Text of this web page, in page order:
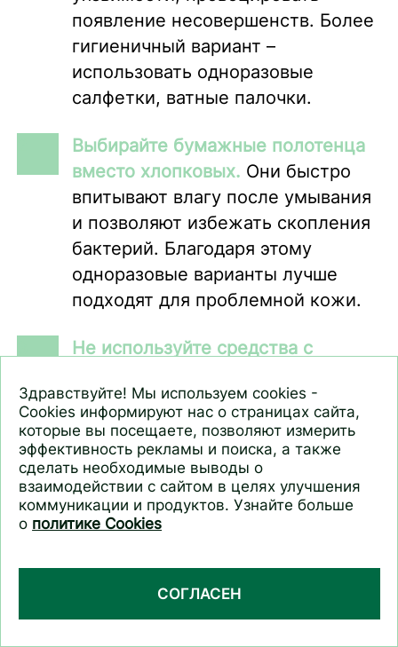
появление несовершенств. Более
гигиеничный вариант –
использовать одноразовые
салфетки, ватные палочки.
Выбирайте бумажные полотенца
вместо хлопковых. Они быстро
впитывают влагу после умывания
и позволяют избежать скопления
бактерий. Благодаря этому
одноразовые варианты лучше
подходят для проблемной кожи.
Не используйте средства с
Большое количество масел и
восков в составе ухаживающего
крема может усилить проявления
жирности, привести к быстрому
загрязнению пор и появлению
различных несовершенств. Более
невесомой формулой и
Здравствуйте! Мы используем cookies -
Cookies информируют нас о страницах сайта,
которые вы посещаете, позволяют измерить
эффективность рекламы и поиска, а также
сделать необходимые выводы о
взаимодействии с сайтом в целях улучшения
коммуникации и продуктов. Узнайте больше
о политике Cookies
СОГЛАСЕН